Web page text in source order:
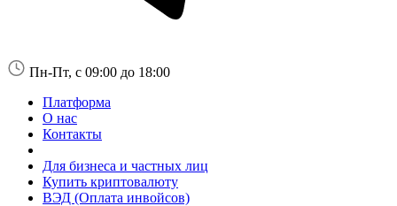
Пн-Пт, с 09:00 до 18:00
Платформа
О нас
Контакты
Для бизнеса и частных лиц
Купить криптовалюту
ВЭД (Оплата инвойсов)